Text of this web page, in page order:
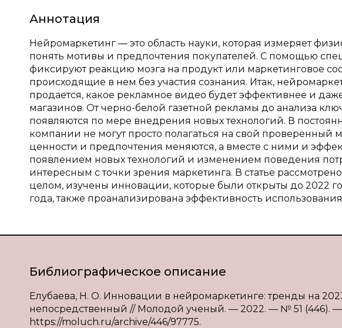
Аннотация
Нейромаркетинг — это область науки, которая измеряет
понять мотивы и предпочтения покупателей. С помощью
фиксируют реакцию мозга на продукт или маркетинговое
происходящие в нем без участия сознания. Итак,
продается, какое рекламное видео будет эффективнее и
магазинов. От черно-белой газетной рекламы до анализа
появляются по мере внедрения новых технологий. В
компании не могут просто полагаться на свой проверенный
ценности и предпочтения меняются, а вместе с ними и
появлением новых технологий и изменением поведения
интересным с точки зрения маркетинга. В статье
целом, изучены инновации, которые были открыты до 2022
года, также проанализирована эффективность
Библиографическое описание
Елубаева, Н. О. Инновации в нейромаркетинге: тренды на
непосредственный // Молодой ученый. — 2022. — № 51 (446). —
https://moluch.ru/archive/446/97775.